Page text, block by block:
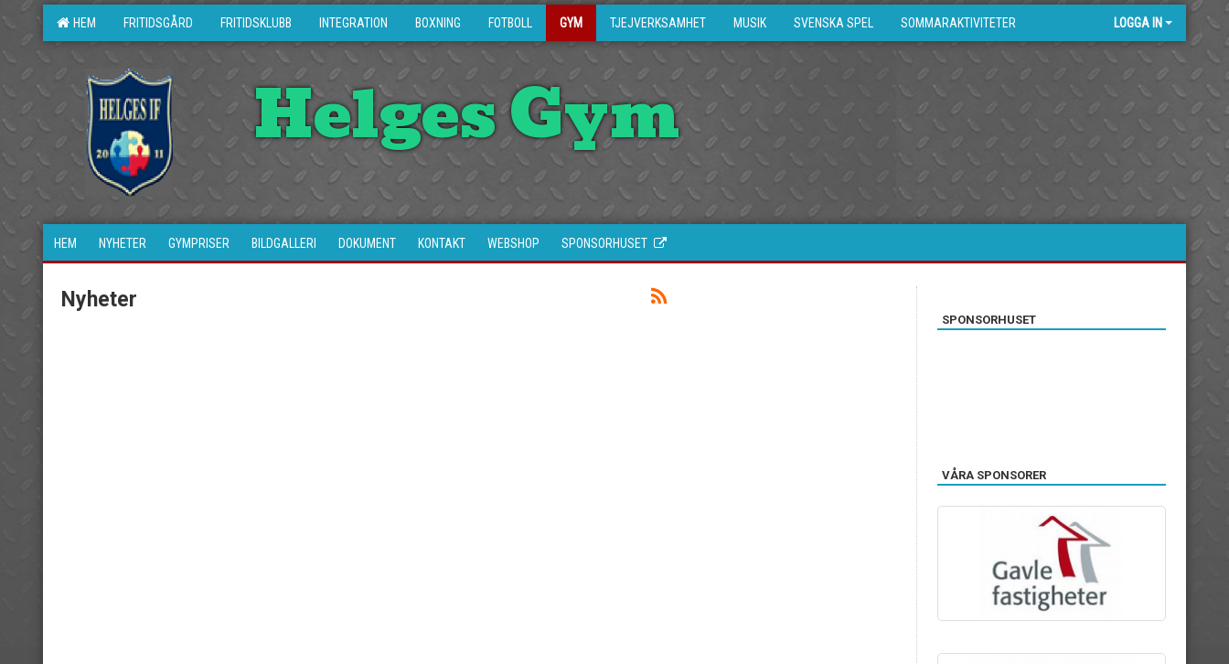
HEM FRITIDSGÅRD FRITIDSKLUBB INTEGRATION BOXNING FOTBOLL GYM TJEJVERKSAMHET MUSIK SVENSKA SPEL SOMMARAKTIVITETER LOGGA IN
Helges Gym
HEM NYHETER GYMPRISER BILDGALLERI DOKUMENT KONTAKT WEBSHOP SPONSORHUSET
Nyheter
SPONSORHUSET
VÅRA SPONSORER